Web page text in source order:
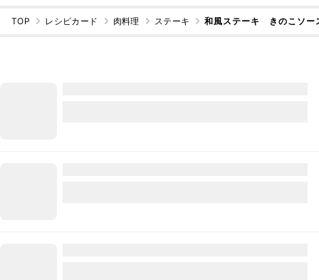
TOP レシピカード 肉料理 ステーキ 和風ステーキ きのこソー